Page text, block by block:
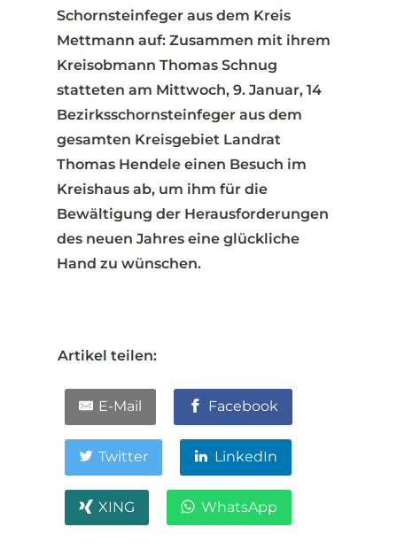
Schornsteinfeger aus dem Kreis
Mettmann auf: Zusammen mit ihrem
Kreisobmann Thomas Schnug
statteten am Mittwoch, 9. Januar, 14
Bezirksschornsteinfeger aus dem
gesamten Kreisgebiet Landrat
Thomas Hendele einen Besuch im
Kreishaus ab, um ihm für die
Bewältigung der Herausforderungen
des neuen Jahres eine glückliche
Hand zu wünschen.
Artikel teilen:
E-Mail Facebook
Twitter LinkedIn
XING WhatsApp